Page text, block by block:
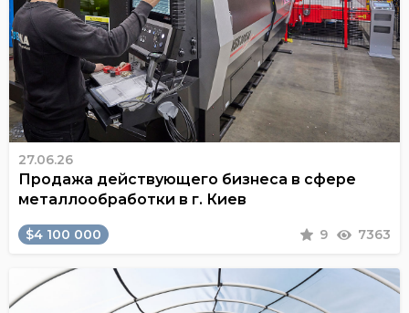
27.06.26
Продажа действующего бизнеса в сфере
металлообработки в г. Киев
$4 100 000 9 7363